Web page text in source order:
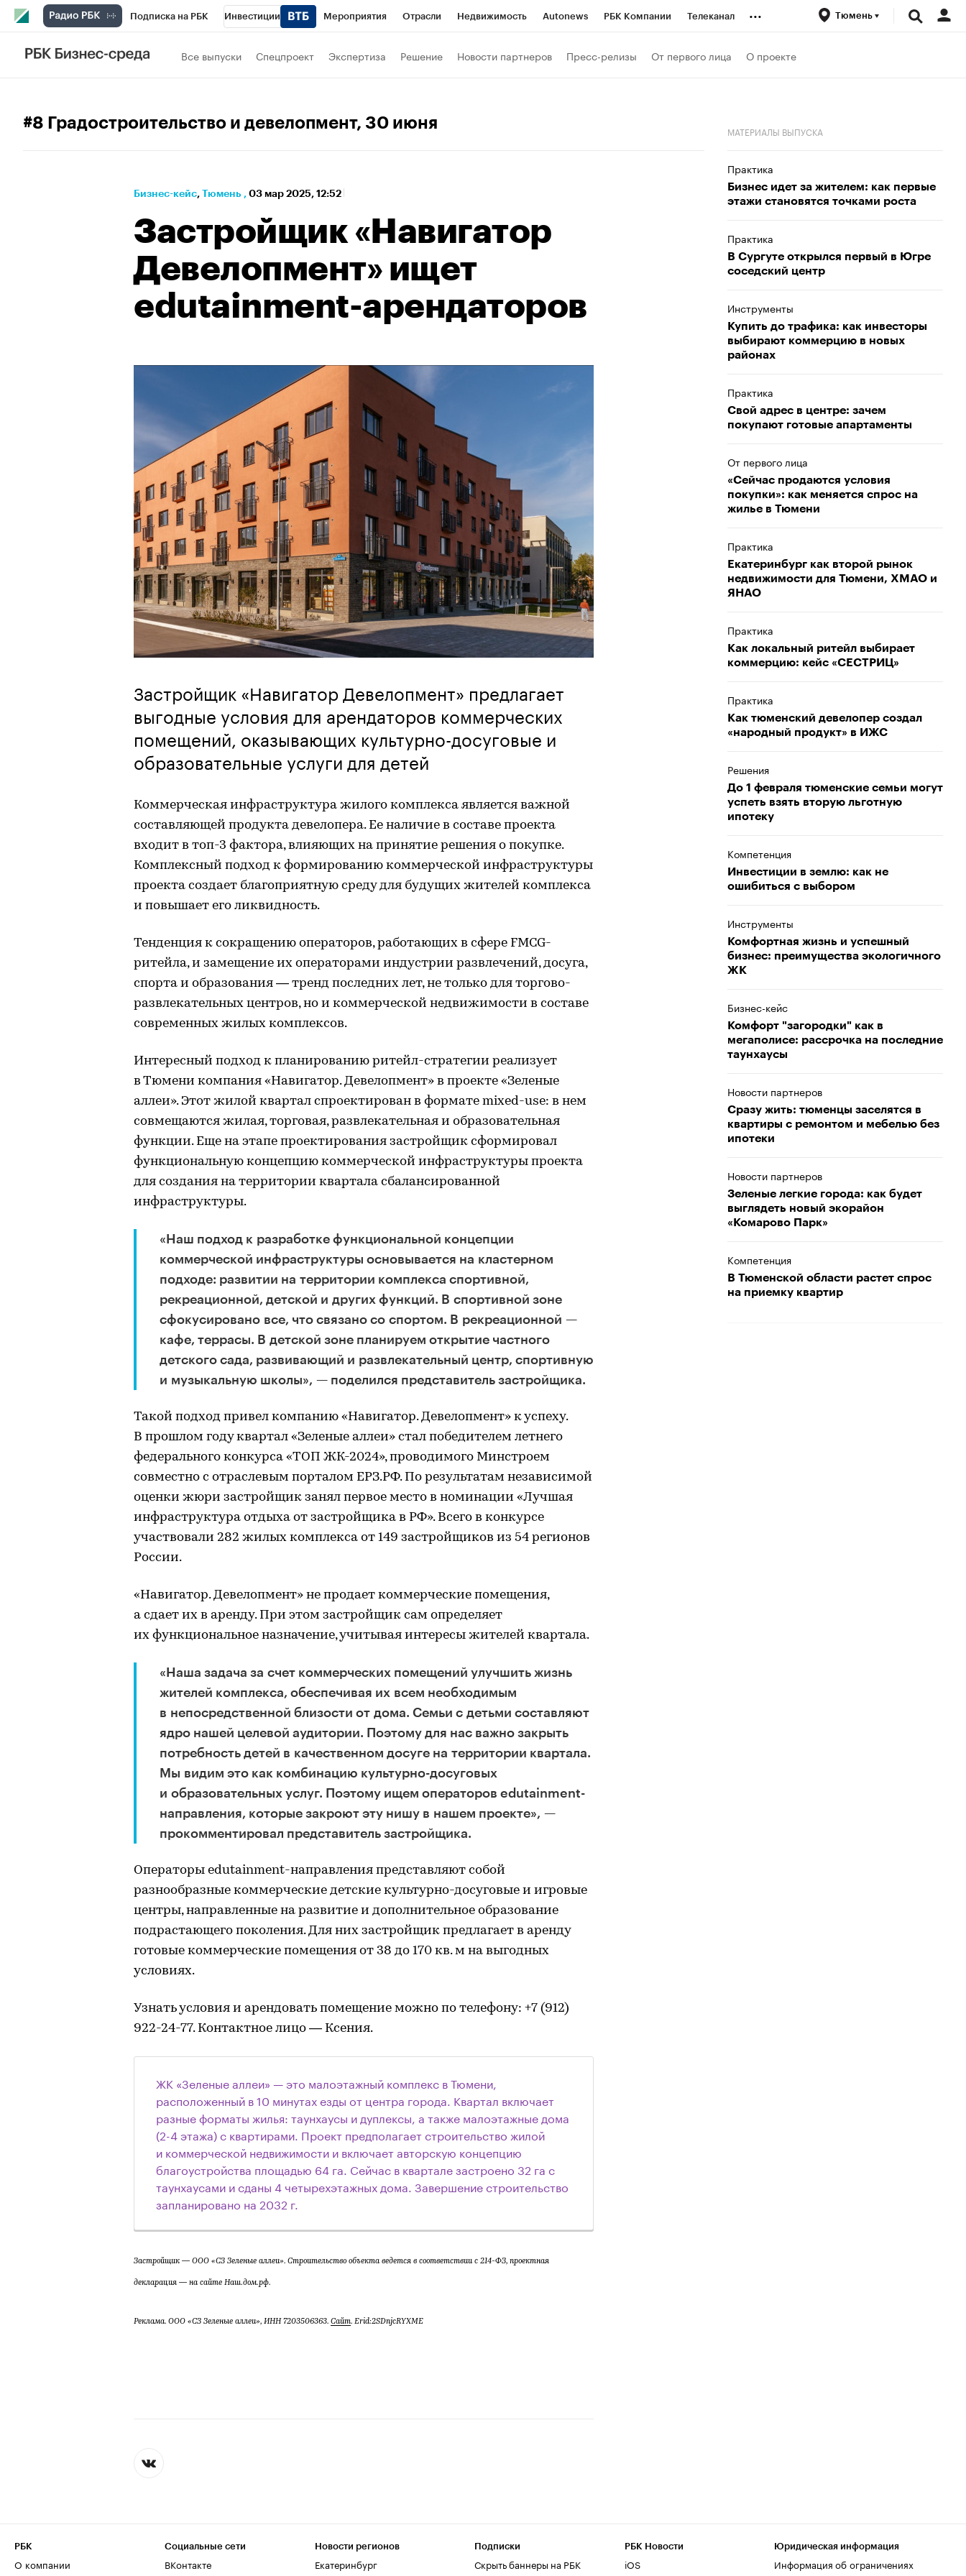
Подписка на РБК Инвестиции Мероприятия Отрасли Недвижимость Autonews РБК Компании Телеканал
РБК Вино
... Тюмень
Все выпуски Спецпроект Экспертиза Решение Новости партнеров Пресс-релизы От первого лица О проекте
#8 Градостроительство и девелопмент, 30 июня
Бизнес-кейс⁠, Тюмень , 03 мар 2025, 12:52
Застройщик «Навигатор
Девелопмент» ищет
edutainment-арендаторов
Застройщик «Навигатор Девелопмент» предлагает
выгодные условия для арендаторов коммерческих
помещений, оказывающих культурно-досуговые и
образовательные услуги для детей
Коммерческая инфраструктура жилого комплекса является важной
составляющей продукта девелопера. Ее наличие в составе проекта
входит в топ-3 фактора, влияющих на принятие решения о покупке.
Комплексный подход к формированию коммерческой инфраструктуры
проекта создает благоприятную среду для будущих жителей комплекса
и повышает его ликвидность.
Тенденция к сокращению операторов, работающих в сфере FMCG-
ритейла, и замещение их операторами индустрии развлечений, досуга,
спорта и образования — тренд последних лет, не только для торгово-
развлекательных центров, но и коммерческой недвижимости в составе
современных жилых комплексов.
Интересный подход к планированию ритейл-стратегии реализует
в Тюмени компания «Навигатор. Девелопмент» в проекте «Зеленые
аллеи». Этот жилой квартал спроектирован в формате mixed-use: в нем
совмещаются жилая, торговая, развлекательная и образовательная
функции. Еще на этапе проектирования застройщик сформировал
функциональную концепцию коммерческой инфраструктуры проекта
для создания на территории квартала сбалансированной
инфраструктуры.
«Наш подход к разработке функциональной концепции
коммерческой инфраструктуры основывается на кластерном
подходе: развитии на территории комплекса спортивной,
рекреационной, детской и других функций. В спортивной зоне
сфокусировано все, что связано со спортом. В рекреационной —
кафе, террасы. В детской зоне планируем открытие частного
детского сада, развивающий и развлекательный центр, спортивную
и музыкальную школы», — поделился представитель застройщика.
Такой подход привел компанию «Навигатор. Девелопмент» к успеху.
В прошлом году квартал «Зеленые аллеи» стал победителем летнего
федерального конкурса «ТОП ЖК-2024», проводимого Минстроем
совместно с отраслевым порталом ЕРЗ.РФ. По результатам независимой
оценки жюри застройщик занял первое место в номинации «Лучшая
инфраструктура отдыха от застройщика в РФ». Всего в конкурсе
участвовали 282 жилых комплекса от 149 застройщиков из 54 регионов
России.
«Навигатор. Девелопмент» не продает коммерческие помещения,
а сдает их в аренду. При этом застройщик сам определяет
их функциональное назначение, учитывая интересы жителей квартала.
«Наша задача за счет коммерческих помещений улучшить жизнь
жителей комплекса, обеспечивая их всем необходимым
в непосредственной близости от дома. Семьи с детьми составляют
ядро нашей целевой аудитории. Поэтому для нас важно закрыть
потребность детей в качественном досуге на территории квартала.
Мы видим это как комбинацию культурно-досуговых
и образовательных услуг. Поэтому ищем операторов edutainment-
направления, которые закроют эту нишу в нашем проекте», —
прокомментировал представитель застройщика.
Операторы edutainment-направления представляют собой
разнообразные коммерческие детские культурно-досуговые и игровые
центры, направленные на развитие и дополнительное образование
подрастающего поколения. Для них застройщик предлагает в аренду
готовые коммерческие помещения от 38 до 170 кв. м на выгодных
условиях.
Узнать условия и арендовать помещение можно по телефону: +7 (912)
922-24-77. Контактное лицо — Ксения.
ЖК «Зеленые аллеи» — это малоэтажный комплекс в Тюмени,
расположенный в 10 минутах езды от центра города. Квартал включает
разные форматы жилья: таунхаусы и дуплексы, а также малоэтажные дома
(2-4 этажа) с квартирами. Проект предполагает строительство жилой
и коммерческой недвижимости и включает авторскую концепцию
благоустройства площадью 64 га. Сейчас в квартале застроено 32 га с
таунхаусами и сданы 4 четырехэтажных дома. Завершение строительство
запланировано на 2032 г.
Застройщик — ООО «СЗ Зеленые аллеи». Строительство объекта ведется в соответствии с 214-ФЗ, проектная
декларация — на сайте Наш.дом.рф.
Реклама. ООО «СЗ Зеленые аллеи», ИНН 7203506363. Сайт. Erid:2SDnjcRYXME
МАТЕРИАЛЫ ВЫПУСКА
Практика
Бизнес идет за жителем: как первые
этажи становятся точками роста
Практика
В Сургуте открылся первый в Югре
соседский центр
Инструменты
Купить до трафика: как инвесторы
выбирают коммерцию в новых
районах
Практика
Свой адрес в центре: зачем
покупают готовые апартаменты
От первого лица
«Сейчас продаются условия
покупки»: как меняется спрос на
жилье в Тюмени
Практика
Екатеринбург как второй рынок
недвижимости для Тюмени, ХМАО и
ЯНАО
Практика
Как локальный ритейл выбирает
коммерцию: кейс «СЕСТРИЦ»
Практика
Как тюменский девелопер создал
«народный продукт» в ИЖС
Решения
До 1 февраля тюменские семьи могут
успеть взять вторую льготную
ипотеку
Компетенция
Инвестиции в землю: как не
ошибиться с выбором
Инструменты
Комфортная жизнь и успешный
бизнес: преимущества экологичного
ЖК
Бизнес-кейс
Комфорт "загородки" как в
мегаполисе: рассрочка на последние
таунхаусы
Новости партнеров
Сразу жить: тюменцы заселятся в
квартиры с ремонтом и мебелью без
ипотеки
Новости партнеров
Зеленые легкие города: как будет
выглядеть новый экорайон
«Комарово Парк»
Компетенция
В Тюменской области растет спрос
на приемку квартир
РБК
О компании
Социальные сети
ВКонтакте
Новости регионов
Екатеринбург
Подписки
Скрыть баннеры на РБК
РБК Новости
iOS
Юридическая информация
Информация об ограничениях